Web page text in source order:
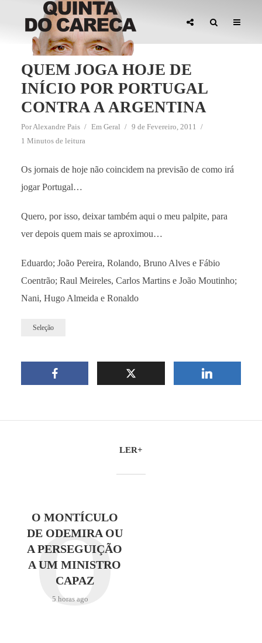
QUEM JOGA HOJE DE
INÍCIO POR PORTUGAL
CONTRA A ARGENTINA
PorAlexandre Pais Em Geral
9 de Fevereiro, 2011
1 Minutos de leitura
Os jornais de hoje não coincidem na previsão de como irá
jogar Portugal…
Quero, por isso, deixar também aqui o meu palpite, para
ver depois quem mais se aproximou…
Eduardo; João Pereira, Rolando, Bruno Alves e Fábio
Coentrão; Raul Meireles, Carlos Martins e João Moutinho;
Nani, Hugo Almeida e Ronaldo
Seleção
LER+
O MONTÍCULO
DE ODEMIRA OU
A PERSEGUIÇÃO
A UM MINISTRO
CAPAZ
5 horas ago
O